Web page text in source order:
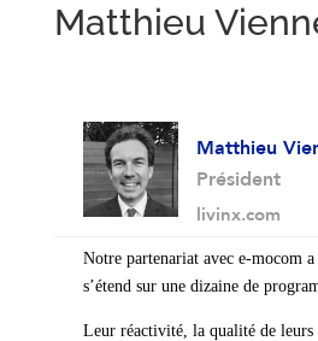
Matthieu
Matthieu
Président
livinx.com
Notre partenariat avec e-mocom
s’étend sur une dizaine de
Leur réactivité, la qualité de